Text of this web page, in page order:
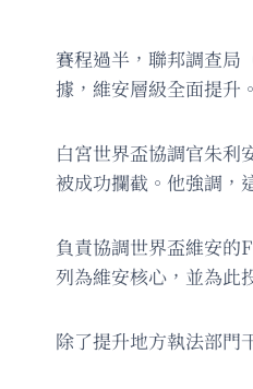
賽程過半，聯邦調查局
據，維安層級全面提升。
白宮世界盃協調官朱利
被成功攔截。他強調，
負責協調世界盃維安的
列為維安核心，並為此
除了提升地方執法部門